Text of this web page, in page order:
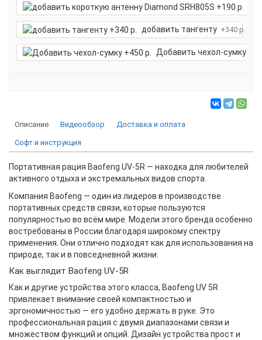
добавить тангенту +340 р.
Добавить чехол-сумку
Описание Видеообзор Доставка и оплата
Софт и инструкция
Портативная рация Baofeng UV-5R — находка для любителей
активного отдыха и экстремальных видов спорта.
Компания Baofeng — один из лидеров в производстве
портативных средств связи, которые пользуются
популярностью во всём мире. Модели этого бренда особенно
востребованы в России благодаря широкому спектру
применения. Они отлично подходят как для использования на
природе, так и в повседневной жизни.
Как выглядит Baofeng UV-5R
Как и другие устройства этого класса, Baofeng UV 5R
привлекает внимание своей компактностью и
эргономичностью — его удобно держать в руке. Это
профессиональная рация с двумя диапазонами связи и
множеством функций и опций. Дизайн устройства прост и